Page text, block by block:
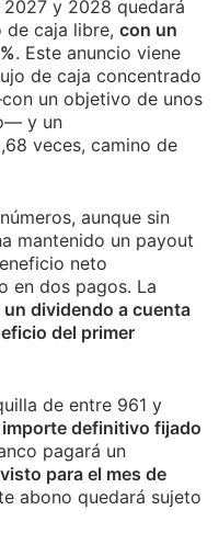
y 2028 quedará
de caja libre, con un
. Este anuncio viene
de caja concentrado
un objetivo de unos
y un
veces, camino de
aunque sin
mantenido un payout
neto
en dos pagos. La
dividendo a cuenta
del primer
de entre 961 y
importe definitivo fijado
pagará un
para el mes de
abono quedará sujeto